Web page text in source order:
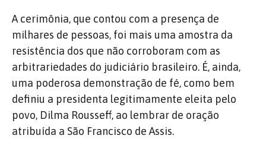
A cerimônia, que contou com a presença de
milhares de pessoas, foi mais uma amostra da
resistência dos que não corroboram com as
arbitrariedades do judiciário brasileiro. É, ainda,
uma poderosa demonstração de fé, como bem
definiu a presidenta legitimamente eleita pelo
povo, Dilma Rousseff, ao lembrar de oração
atribuída a São Francisco de Assis.